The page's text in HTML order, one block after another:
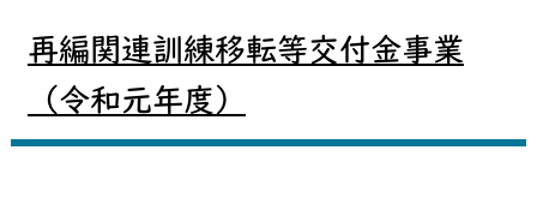
再編関連訓練移転等交付金事業
（令和元年度）